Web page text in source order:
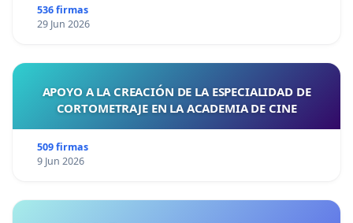
536 firmas
29 Jun 2026
APOYO A LA CREACIÓN DE LA ESPECIALIDAD DE
CORTOMETRAJE EN LA ACADEMIA DE CINE
509 firmas
9 Jun 2026